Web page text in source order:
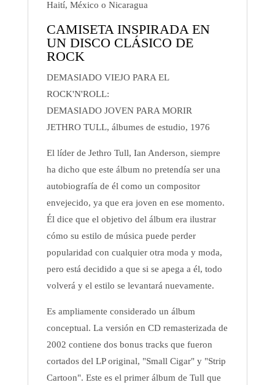
Haití, México o Nicaragua
CAMISETA INSPIRADA EN
UN DISCO CLÁSICO DE
ROCK
DEMASIADO VIEJO PARA EL
ROCK'N'ROLL:
DEMASIADO JOVEN PARA MORIR
JETHRO TULL, álbumes de estudio, 1976
El líder de Jethro Tull, Ian Anderson, siempre
ha dicho que este álbum no pretendía ser una
autobiografía de él como un compositor
envejecido, ya que era joven en ese momento.
Él dice que el objetivo del álbum era ilustrar
cómo su estilo de música puede perder
popularidad con cualquier otra moda y moda,
pero está decidido a que si se apega a él, todo
volverá y el estilo se levantará nuevamente.
Es ampliamente considerado un álbum
conceptual. La versión en CD remasterizada de
2002 contiene dos bonus tracks que fueron
cortados del LP original, "Small Cigar" y "Strip
Cartoon". Este es el primer álbum de Tull que